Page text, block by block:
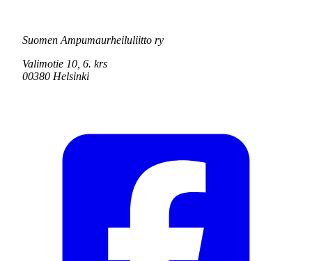
Suomen Ampumaurheiluliitto ry
Valimotie 10, 6. krs
00380 Helsinki